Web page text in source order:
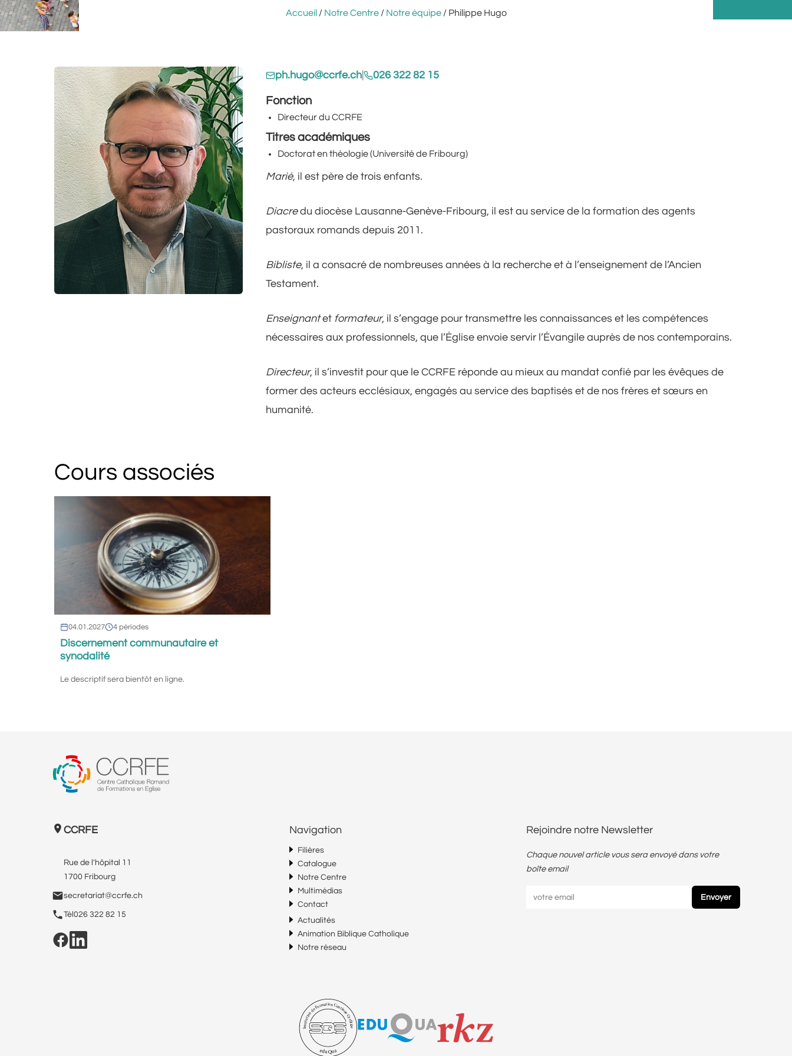
Accueil/ Notre Centre/ Notre équipe/ Philippe Hugo
ph.hugo@ccrfe.ch| 026 322 82 15
Fonction
Directeur du CCRFE
Titres académiques
Doctorat en théologie (Université de Fribourg)
Marié, il est père de trois enfants.
Diacredu diocèse Lausanne-Genève-Fribourg, il est au service de la formation des agents
pastoraux romands depuis 2011.
Bibliste, il a consacré de nombreuses années à la recherche et à l’enseignement de l’Ancien
Testament.
Enseignantet formateur, il s’engage pour transmettre les connaissances et les compétences
nécessaires aux professionnels, que l’Église envoie servir l’Évangile auprès de nos contemporains.
Directeur, il s’investit pour que le CCRFE réponde au mieux au mandat confié par les évêques de
former des acteurs ecclésiaux, engagés au service des baptisés et de nos frères et sœurs en
humanité.
Cours associés
04.01.2027 4 périodes
Discernement communautaire et
synodalité
Le descriptif sera bientôt en ligne.
CCRFE
Rue de l'hôpital 11
1700 Fribourg
secretariat@ccrfe.ch
Tél026 322 82 15
Navigation
Filières
Catalogue
Notre Centre
Multimédias
Contact
Actualités
Animation Biblique Catholique
Notre réseau
Rejoindre notre Newsletter
Chaque nouvel article vous sera envoyé dans votre
boîte email
Envoyer